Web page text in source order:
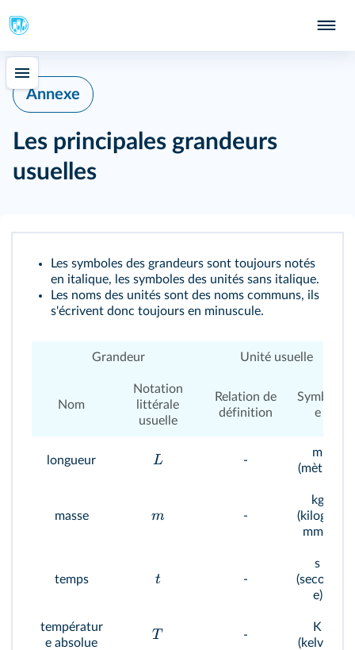
Annexe
Les principales grandeurs
usuelles
Les symboles des grandeurs sont toujours notés
en italique, les symboles des unités sans italique.
Les noms des unités sont des noms communs, ils
s'écrivent donc toujours en minuscule.
Grandeur Unité usuelle
Nom
Notation
littérale
usuelle
Relation de
définition
Symbol
e
longueur L -
m
(mètre)
masse m -
kg
(kilogra
mme)
temps t -
s
(second
e)
températur
e absolue
T -
K
(kelvin)